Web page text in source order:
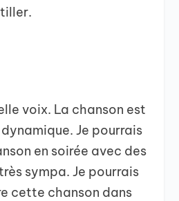
voix. La chanson est
Je pourrais
en soirée avec des
sympa. Je pourrais
cette chanson dans